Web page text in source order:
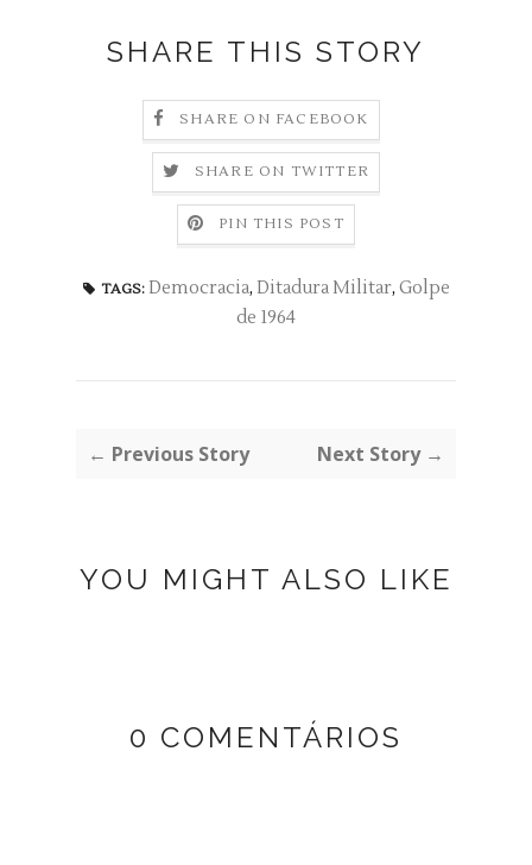
SHARE THIS STORY
SHARE ON FACEBOOK
SHARE ON TWITTER
PIN THIS POST
TAGS: Democracia, Ditadura Militar, Golpe
de 1964
← Previous Story Next Story →
YOU MIGHT ALSO LIKE
0 COMENTÁRIOS